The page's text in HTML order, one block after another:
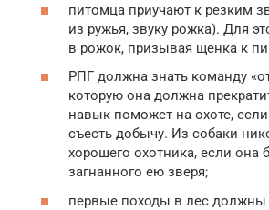
питомца приучают к резким
из ружья, звуку рожка). Для
в рожок, призывая щенка к
РПГ должна знать команду
которую она должна
навык поможет на охоте, если
съесть добычу. Из собаки
хорошего охотника, если она
загнанного ею зверя;
первые походы в лес должны